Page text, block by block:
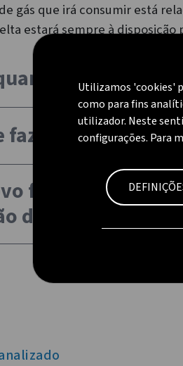
gás que irá consumir está
estará sempre à
é que tenho
fazer alguma
fazer no caso
de gás?
Utilizamos 'cookies'
como para fins
utilizador. Neste
configurações. Para